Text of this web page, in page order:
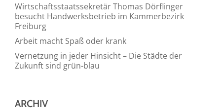
Wirtschaftsstaatssekretär Thomas Dörflinger
besucht Handwerksbetrieb im Kammerbezirk
Freiburg
Arbeit macht Spaß oder krank
Vernetzung in jeder Hinsicht – Die Städte der
Zukunft sind grün-blau
ARCHIV